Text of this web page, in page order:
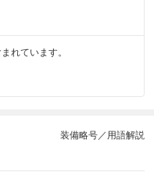
り、異常と表記されます。
せん。購入時は必ず現車をご
診断結果となります。将来に
んので、車両情報等の詳細は
れています。
装備略号／用語解説